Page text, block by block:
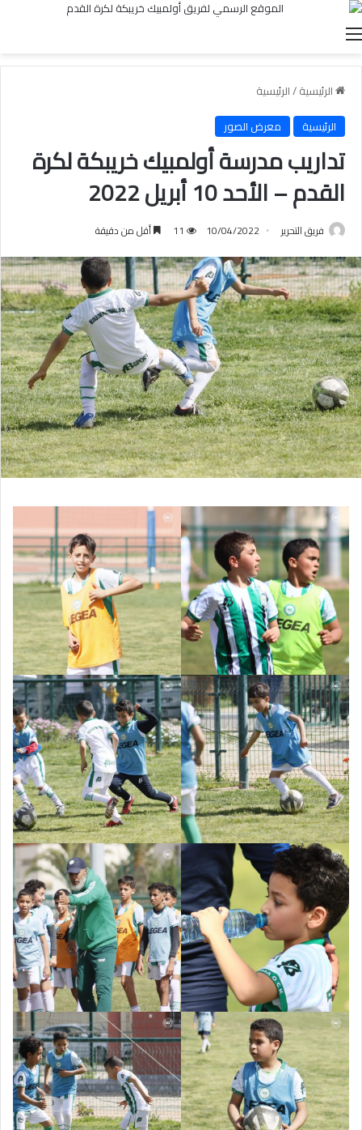
القائمة
الرئيسية/الرئيسية
الرئيسية
معرض الصور
تداريب مدرسة أولمبيك خريبكة لكرة
القدم – الأحد 10 أبريل 2022
فريق التحرير 10/04/2022
11 أقل من دقيقة